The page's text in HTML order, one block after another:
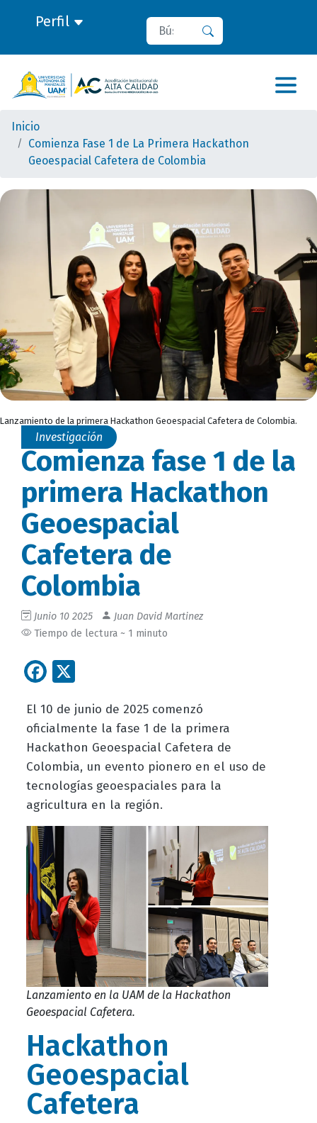
Perfil Buscar
Inicio
Comienza Fase 1 de La Primera Hackathon
Geoespacial Cafetera de Colombia
Lanzamiento de la primera Hackathon Geoespacial Cafetera de Colombia.
Investigación
Comienza fase 1 de la
primera Hackathon
Geoespacial
Cafetera de
Colombia
Junio 10 2025
Juan David Martinez
Tiempo de lectura ~ 1 minuto
Facebook
El 10 de junio de 2025 comenzó
oficialmente la fase 1 de la primera
Hackathon Geoespacial Cafetera de
Colombia, un evento pionero en el uso de
tecnologías geoespaciales para la
agricultura en la región.
Lanzamiento en la UAM de la Hackathon
Geoespacial Cafetera.
Hackathon
Geoespacial
Cafetera